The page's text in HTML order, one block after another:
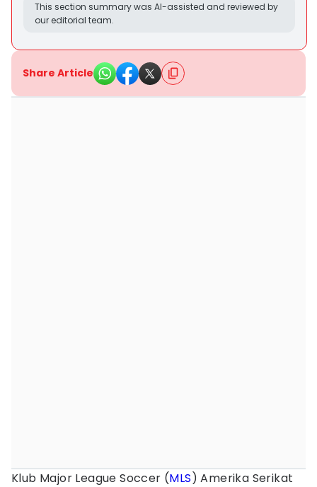
This section summary was AI-assisted and reviewed by
our editorial team.
Share Article
Klub Major League Soccer (MLS) Amerika Serikat